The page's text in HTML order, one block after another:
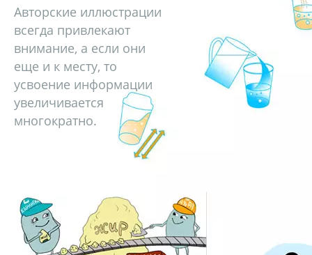
Авторские иллюстрации
всегда привлекают
внимание, а если они
еще и к месту, то
усвоение информации
увеличивается
многократно.